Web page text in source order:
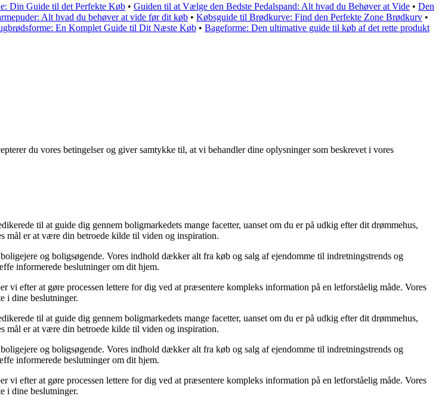
Din Guide til det Perfekte Køb • Guiden til at Vælge den Bedste Pedalspand: Alt hvad du Behøver at Vide • Den
Alt hvad du behøver at vide før dit køb • Købsguide til Brødkurve: Find den Perfekte Zone Brødkurv •
En Komplet Guide til Dit Næste Køb • Bageforme: Den ultimative guide til køb af det rette produkt
du vores betingelser og giver samtykke til, at vi behandler dine oplysninger som beskrevet i vores
til at guide dig gennem boligmarkedets mange facetter, uanset om du er på udkig efter dit drømmehus,
mål er at være din betroede kilde til viden og inspiration.
og boligsøgende. Vores indhold dækker alt fra køb og salg af ejendomme til indretningstrends og
informerede beslutninger om dit hjem.
efter at gøre processen lettere for dig ved at præsentere kompleks information på en letforståelig måde. Vores
i dine beslutninger.
til at guide dig gennem boligmarkedets mange facetter, uanset om du er på udkig efter dit drømmehus,
mål er at være din betroede kilde til viden og inspiration.
og boligsøgende. Vores indhold dækker alt fra køb og salg af ejendomme til indretningstrends og
informerede beslutninger om dit hjem.
efter at gøre processen lettere for dig ved at præsentere kompleks information på en letforståelig måde. Vores
i dine beslutninger.